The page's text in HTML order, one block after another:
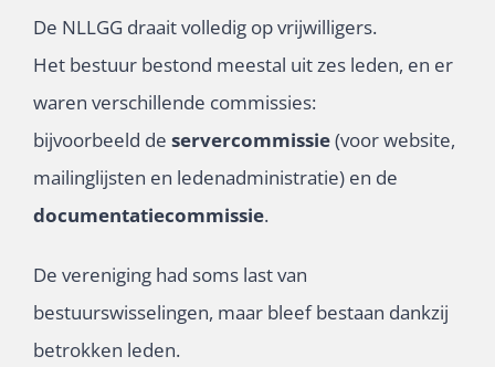
De NLLGG draait volledig op vrijwilligers.
Het bestuur bestond meestal uit zes leden, en er
waren verschillende commissies:
bijvoorbeeld de servercommissie(voor website,
mailinglijsten en ledenadministratie) en de
documentatiecommissie.
De vereniging had soms last van
bestuurswisselingen, maar bleef bestaan dankzij
betrokken leden.